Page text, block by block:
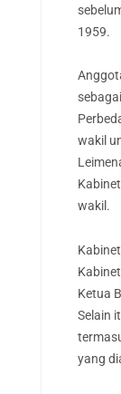
1959.
wakil
wakil.
Ketua
Selain
yang